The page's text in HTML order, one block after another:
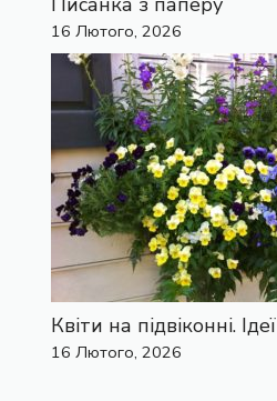
16 Лютого, 2026
Квіти на підвіконні. Ідеї
16 Лютого, 2026